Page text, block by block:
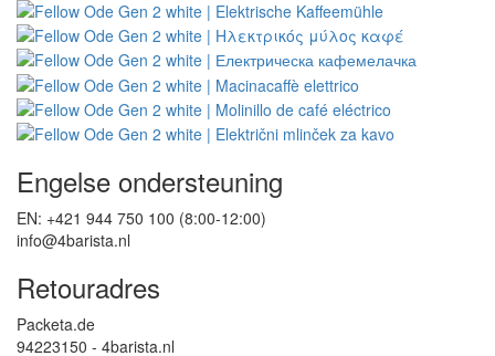
Engelse ondersteuning
EN: +421 944 750 100 (8:00-12:00)
info@4barista.nl
Retouradres
Packeta.de
94223150 - 4barista.nl